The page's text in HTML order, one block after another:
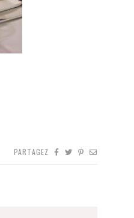
PARTAGEZ